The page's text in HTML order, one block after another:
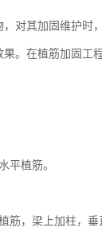
对其加固维护时
。在植筋加固工
平植筋。
筋，梁上加柱，